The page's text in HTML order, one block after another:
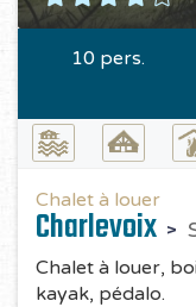
10 pers.
Chalet à louer
Charlevoix
Chalet à louer,
kayak, pédalo.